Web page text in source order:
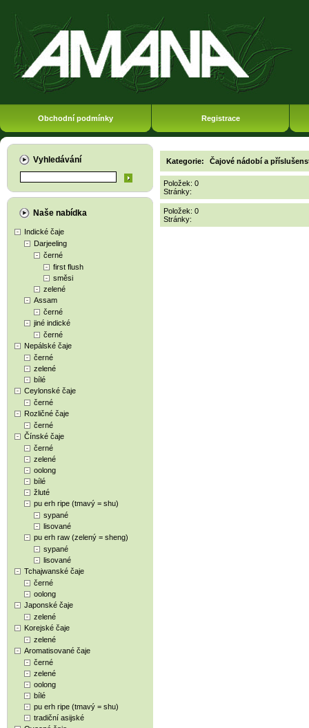
Obchodní podmínky Registrace
Vyhledávání
Naše nabídka
Indické čaje
Darjeeling
černé
first flush
směsi
zelené
Assam
černé
jiné indické
černé
Nepálské čaje
černé
zelené
bílé
Ceylonské čaje
černé
Rozličné čaje
černé
Čínské čaje
černé
zelené
oolong
bílé
žluté
pu erh ripe (tmavý = shu)
sypané
lisované
pu erh raw (zelený = sheng)
sypané
lisované
Tchajwanské čaje
černé
oolong
Japonské čaje
zelené
Korejské čaje
zelené
Aromatisované čaje
černé
zelené
oolong
bílé
pu erh ripe (tmavý = shu)
tradiční asijské
Kategorie: Čajové nádobí a
Položek: 0
Stránky:
Položek: 0
Stránky: